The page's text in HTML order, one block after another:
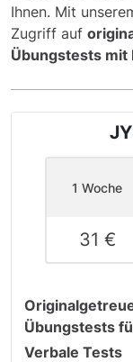
Ihnen. Mit
Zugriff auf
Übungstests mit
1 Woche
31 €
Übungstests
Verbale Tests